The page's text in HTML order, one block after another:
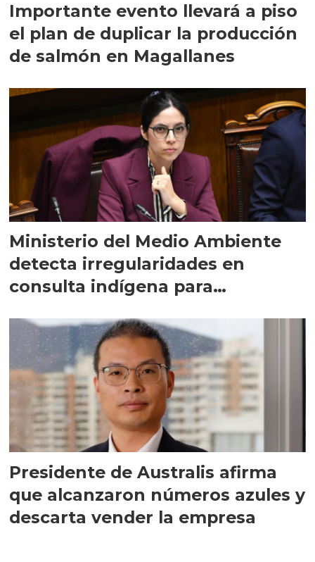
Importante evento llevará a piso
el plan de duplicar la producción
de salmón en Magallanes
Ministerio del Medio Ambiente
detecta irregularidades en
consulta indígena para
Presidente de Australis afirma
que alcanzaron números azules y
descarta vender la empresa